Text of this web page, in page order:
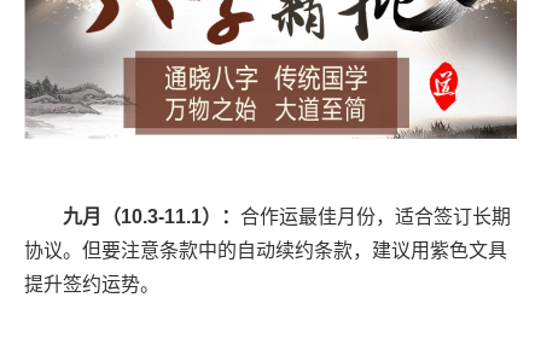
九月（10.3-11.1）： 合作运最佳月份，适合签订长期
协议。但要注意条款中的自动续约条款，建议用紫色文具
提升签约运势。